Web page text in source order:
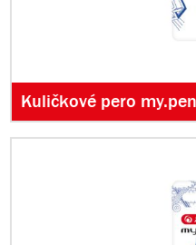
Kuličkové pero